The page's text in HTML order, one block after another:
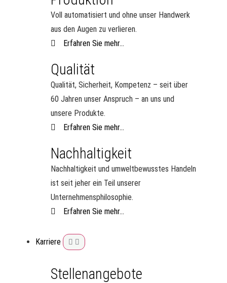
Voll automatisiert und ohne unser Handwerk
aus den Augen zu verlieren.
Erfahren Sie mehr...
Qualität
Qualität, Sicherheit, Kompetenz – seit über
60 Jahren unser Anspruch – an uns und
unsere Produkte.
Erfahren Sie mehr...
Nachhaltigkeit
Nachhaltigkeit und umweltbewusstes Handeln
ist seit jeher ein Teil unserer
Unternehmensphilosophie.
Erfahren Sie mehr...
Karriere
Stellenangebote